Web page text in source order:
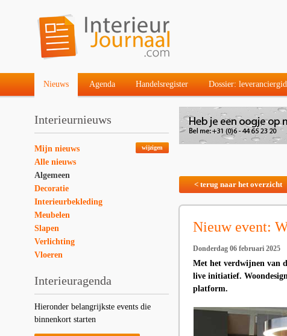
Nieuws Agenda Handelsregister Dossier:
Interieurnieuws
wijzigen
Mijn nieuws
Alle nieuws
Algemeen
Decoratie
Interieurbekleding
Meubelen
Slapen
Verlichting
Vloeren
Interieuragenda
Hieronder belangrijkste events die
binnenkort starten
< terug naar het overzicht
Nieuw event:
Donderdag 06 februari 2025
Met het verdwijnen van
live initiatief.
platform.